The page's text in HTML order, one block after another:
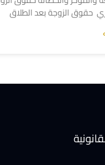
حقوق الزوجة بعد الطلاق